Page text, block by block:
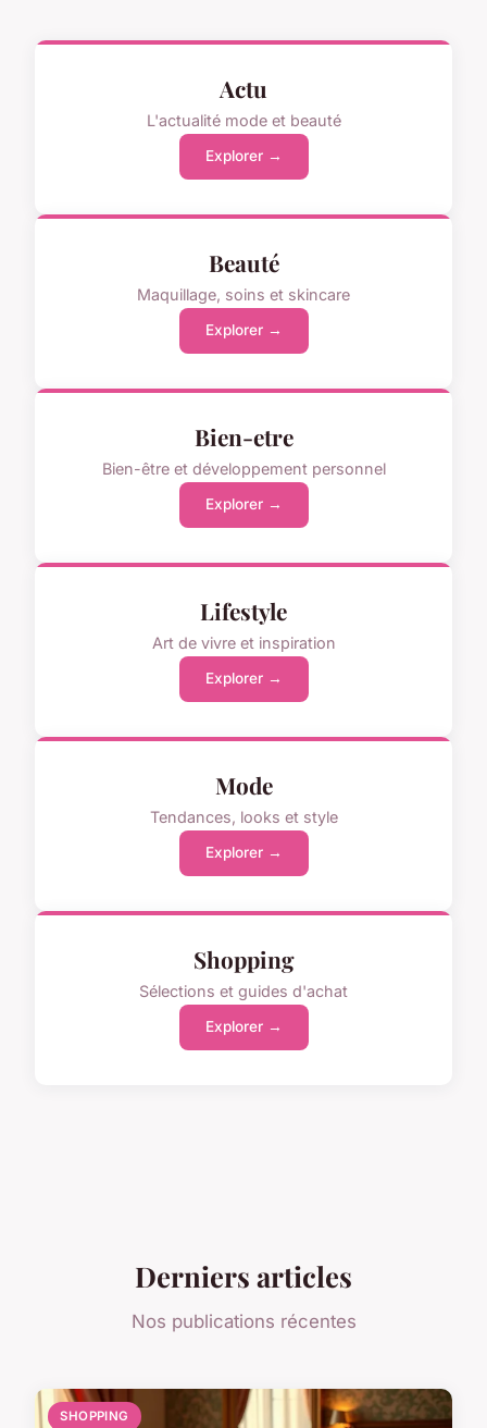
Actu
L'actualité mode et beauté
Explorer →
Beauté
Maquillage, soins et skincare
Explorer →
Bien-etre
Bien-être et développement personnel
Explorer →
Lifestyle
Art de vivre et inspiration
Explorer →
Mode
Tendances, looks et style
Explorer →
Shopping
Sélections et guides d'achat
Explorer →
Derniers articles
Nos publications récentes
SHOPPING